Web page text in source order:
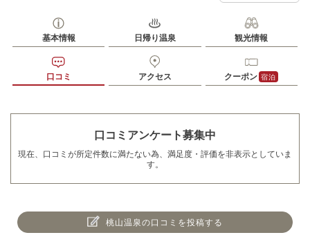
基本情報 日帰り温泉 観光情報
口コミ アクセス クーポン 宿泊
口コミアンケート募集中
現在、口コミが所定件数に満たない為、満足度・評価を非表示としていま
す。
桃山温泉の口コミを投稿する